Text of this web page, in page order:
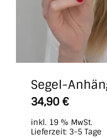
Segel-
34,90 €
inkl. 19 % MwSt.
Lieferzeit: 3-5 Tage